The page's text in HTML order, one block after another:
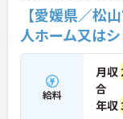
【愛媛県／松
人ホーム又は
給料
月収
合
年収